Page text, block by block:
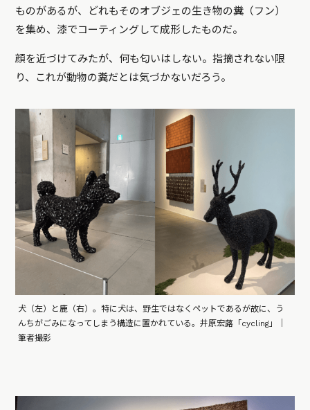
ものがあるが、どれもそのオブジェの生き物の糞（フン）
を集め、漆でコーティングして成形したものだ。
顔を近づけてみたが、何も匂いはしない。指摘されない限
り、これが動物の糞だとは気づかないだろう。
犬（左）と鹿（右）。特に犬は、野生ではなくペットであるが故に、う
んちがごみになってしまう構造に置かれている。井原宏蕗「cycling」｜
筆者撮影